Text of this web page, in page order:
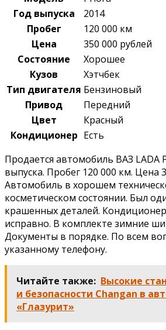
Год выпуска
2014
Пробег
120 000 км
Цена
350 000 рублей
Состояние
Хорошее
Кузов
Хэтчбек
Тип двигателя Бензиновый
Привод
Передний
Цвет
Красный
Кондиционер Есть
Продается автомобиль ВАЗ LADA
выпуска. Пробег 120 000 км. Цена
Автомобиль в хорошем
косметическом состоянии. Был
крашенных деталей.
исправно. В комплекте зимние
Документы в порядке. По всем
указанному телефону.
Читайте также: Высокие
и безопасности Changan в
«Глазурит»